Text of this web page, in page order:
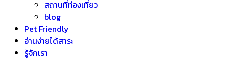
สถานที่ท่องเที่ยว
blog
Pet Friendly
อ่านง่ายได้สาระ
รู้จักเรา